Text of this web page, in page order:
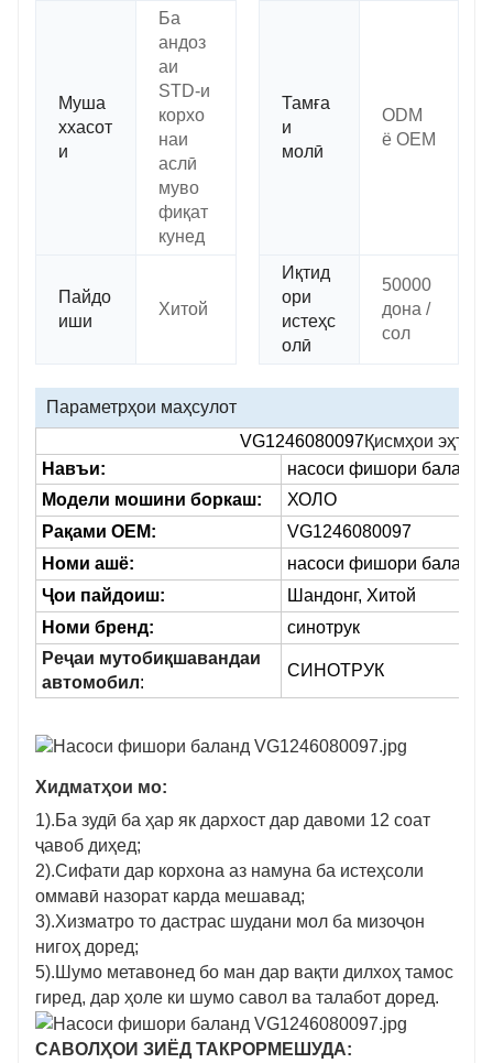
Муша
ххасот
и
Ба
андоз
аи
STD-и
корхо
наи
аслӣ
муво
фиқат
кунед
Тамға
и
молӣ
ODM
ё OEM
Пайдо
иши
Хитой
Иқтид
ори
истеҳс
олӣ
50000
дона /
сол
Параметрҳои маҳсулот
VG1246080097Қисмҳои
Навъи:
насоси фишори баланд
Модели мошини боркаш:
ХОЛО
Рақами OEM:
VG1246080097
Номи ашё:
насоси фишори баланд
Ҷои пайдоиш:
Шандонг, Хитой
Номи бренд:
синотрук
Реҷаи мутобиқшавандаи
автомобил:
СИНОТРУК
Хидматҳои мо:
1).Ба зудӣ ба ҳар як дархост дар давоми 12 соат
ҷавоб диҳед;
2).Сифати дар корхона аз намуна ба истеҳсоли
оммавӣ назорат карда мешавад;
3).Хизматро то дастрас шудани мол ба мизоҷон
нигоҳ доред;
5).Шумо метавонед бо ман дар вақти дилхоҳ тамос
гиред, дар ҳоле ки шумо савол ва талабот доред.
САВОЛҲОИ ЗИЁД ТАКРОРМЕШУДА: